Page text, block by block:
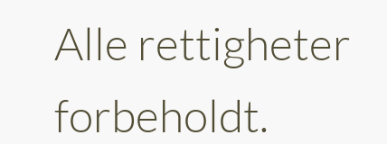
Vincent Van Duysen - kaffekopp sett
Vincent Van Duysen - Baderomsett
Alle rettigheter
forbeholdt.